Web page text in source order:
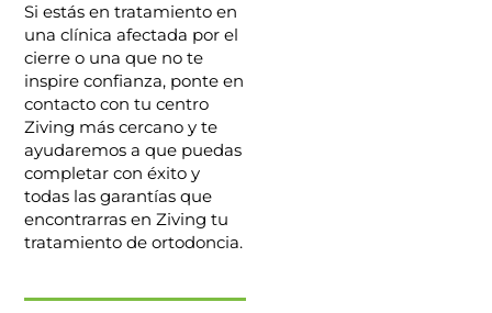
Si estás en tratamiento en
una clínica afectada por el
cierre o una que no te
inspire confianza, ponte en
contacto con tu centro
Ziving más cercano y te
ayudaremos a que puedas
completar con éxito y
todas las garantías que
encontrarras en Ziving tu
tratamiento de ortodoncia.